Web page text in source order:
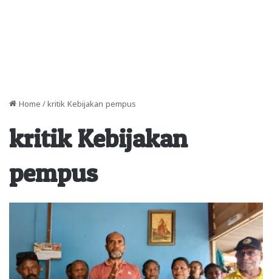
Home / kritik Kebijakan pempus
kritik Kebijakan
pempus